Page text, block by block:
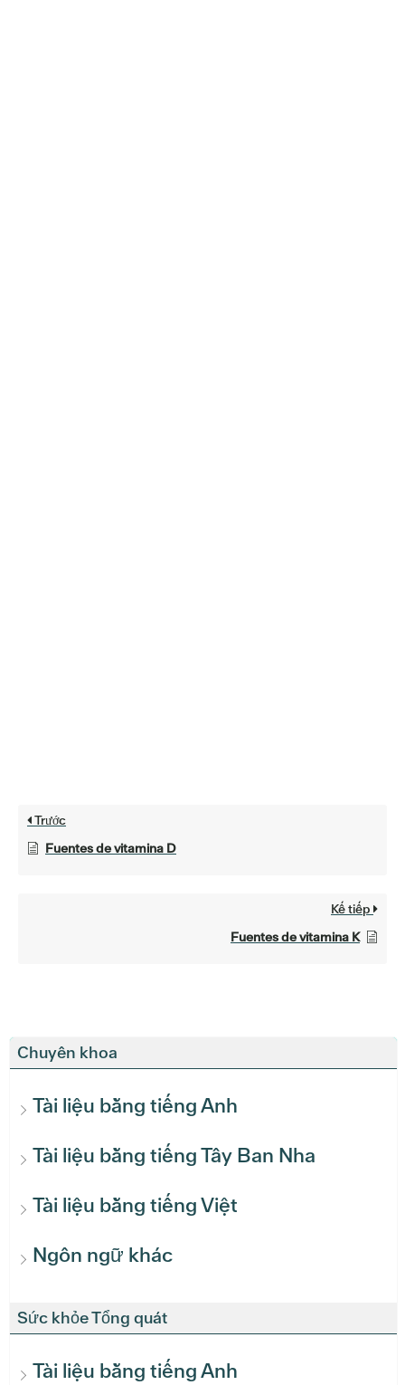
Chuyên khoa
Tài liệu bằng tiếng Anh
Tài liệu bằng tiếng Tây Ban Nha
Tài liệu bằng tiếng Việt
Ngôn ngữ khác
Sức khỏe Tổng quát
Tài liệu bằng tiếng Anh
Trước
Fuentes de vitamina D
Kế tiếp
Fuentes de vitamina K